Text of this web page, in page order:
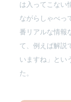
は入ってこない
ながらしゃべっ
番リアルな情報
て、例えば解説
いますね」とい
た。